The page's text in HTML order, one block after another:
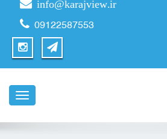
info@karajview.ir
09122587553
ناوبری